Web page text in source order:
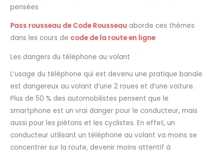
pensées
Pass rousseau de Code Rousseau aborde ces thèmes
dans les cours de code de la route en ligne
Les dangers du téléphone au volant
L’usage du téléphone qui est devenu une pratique banale
est dangereux au volant d’une 2 roues et d’une voiture.
Plus de 50 % des automobilistes pensent que le
smartphone est un vrai danger pour le conducteur, mais
aussi pour les piétons et les cyclistes. En effet, un
conducteur utilisant un téléphone au volant va moins se
concentrer sur la route, devenir moins attentif à